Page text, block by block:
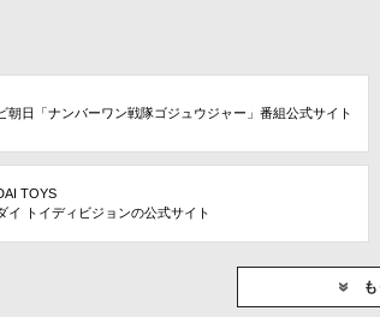
朝日「ナンバーワン戦隊ゴジュウジャー」番組公式サイト
TOYS
イ トイディビジョンの公式サイト